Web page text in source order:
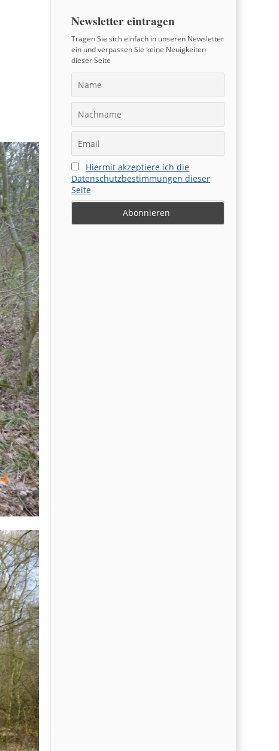
Newsletter eintragen
Tragen Sie sich einfach in unseren Newsletter
ein und verpassen Sie keine Neuigkeiten
dieser Seite
Hiermit akzeptiere ich die
Datenschutzbestimmungen dieser
Seite